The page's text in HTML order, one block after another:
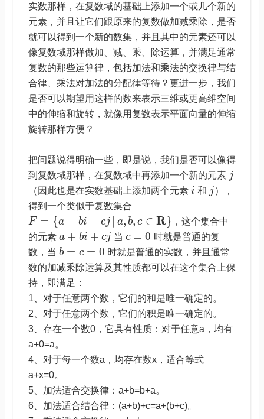
实数那样，在复数域的基础上添加一个或几个新的
元素，并且让它们跟原来的复数做加减乘除，是否
就可以得到一个新的数集，并且其中的元素还可以
像复数域那样做加、减、乘、除运算，并满足通常
复数的那些运算律，包括加法和乘法的交换律与结
合律、乘法对加法的分配律等待？更进一步，我们
是否可以期望用这样的数来表示三维或更高维空间
中的伸缩和旋转，就像用复数表示平面向量的伸缩
旋转那样方便？
把问题说得明确一些，即是说，我们是否可以像得
到复数域那样，在复数域中再添加一个新的元素 j
（因此也是在实数基础上添加两个元素 i 和 j），
得到一个类似于复数集合
F = {a + bi + cj | a, b, c ∈ R} ，这个集合中
的元素 a + bi + cj 当 c = 0 时就是普通的复
数，当 b = c = 0 时就是普通的实数，并且通常
数的加减乘除运算及其性质都可以在这个集合上保
持，即满足：
1、对于任意两个数，它们的和是唯一确定的。
2、对于任意两个数，它们的积是唯一确定的。
3、存在一个数0，它具有性质：对于任意a，均有
a+0=a。
4、对于每一个数a，均存在数x，适合等式
a+x=0。
5、加法适合交换律：a+b=b+a。
6、加法适合结合律：(a+b)+c=a+(b+c)。